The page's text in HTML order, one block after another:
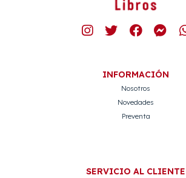
INFORMACIÓN
Nosotros
Novedades
Preventa
SERVICIO AL CLIENTE